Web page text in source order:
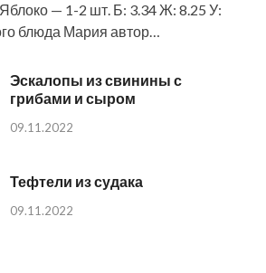
— 1-2 шт. Б: 3.34 Ж: 8.25 У:
блюда Мария автор…
Эскалопы из свинины с
грибами и сыром
09.11.2022
Тефтели из судака
09.11.2022